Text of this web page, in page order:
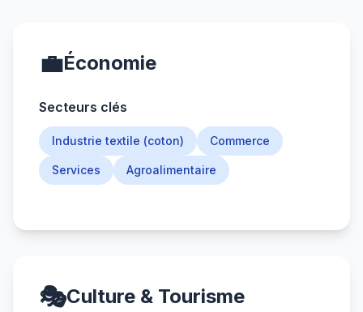
💼Économie
Secteurs clés
Industrie textile (coton) Commerce
Services Agroalimentaire
🎭Culture & Tourisme